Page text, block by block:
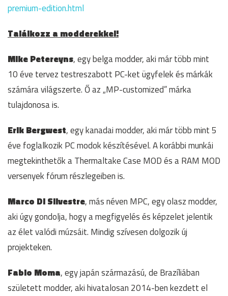
premium-edition.html
Találkozz a modderekkel!
Mike Petereyns, egy belga modder, aki már több mint
10 éve tervez testreszabott PC-ket ügyfelek és márkák
számára világszerte. Ő az „MP-customized” márka
tulajdonosa is.
Erik Bergwest, egy kanadai modder, aki már több mint 5
éve foglalkozik PC modok készítésével. A korábbi munkái
megtekinthetők a Thermaltake Case MOD és a RAM MOD
versenyek fórum részlegeiben is.
Marco Di Silvestre, más néven MPC, egy olasz modder,
aki úgy gondolja, hogy a megfigyelés és képzelet jelentik
az élet valódi múzsáit. Mindig szívesen dolgozik új
projekteken.
Fabio Moma, egy japán származású, de Brazíliában
született modder, aki hivatalosan 2014-ben kezdett el